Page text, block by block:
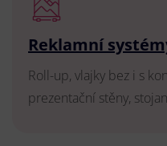
Reklamní
Roll-up, vlajky bez i s
prezentační stěny,